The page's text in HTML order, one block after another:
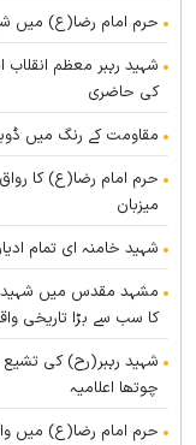
حرم امام رضا(ع) میں
شہید رہبر معظم انقلاب
کی حاضری
مقاومت کے رنگ میں
حرم امام رضا(ع) کا
میزبان
شہید خامنہ ای تمام
مشہد مقدس میں شہید
کا سب سے بڑا تاریخی
شہید رہبر(رح) کی تشیع
چوتھا اعلامیہ
حرم امام رضا(ع) میں